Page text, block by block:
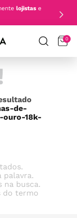
lojistase
0
de-
ouro-18k-
palavra.
na busca.
do termo